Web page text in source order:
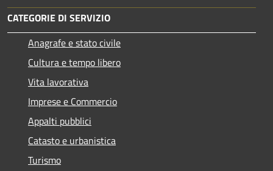
CATEGORIE DI SERVIZIO
Anagrafe e stato civile
Cultura e tempo libero
Vita lavorativa
Imprese e Commercio
Appalti pubblici
Catasto e urbanistica
Turismo